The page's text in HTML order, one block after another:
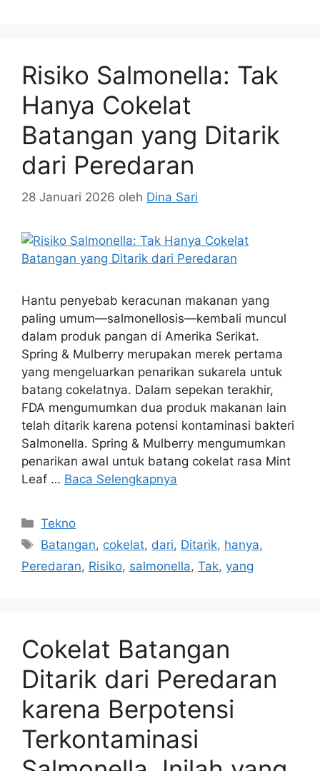
Risiko Salmonella: Tak
Hanya Cokelat
Batangan yang Ditarik
dari Peredaran
28 Januari 2026 oleh Dina Sari
Hantu penyebab keracunan makanan yang
paling umum—salmonellosis—kembali muncul
dalam produk pangan di Amerika Serikat.
Spring & Mulberry merupakan merek pertama
yang mengeluarkan penarikan sukarela untuk
batang cokelatnya. Dalam sepekan terakhir,
FDA mengumumkan dua produk makanan lain
telah ditarik karena potensi kontaminasi bakteri
Salmonella. Spring & Mulberry mengumumkan
penarikan awal untuk batang cokelat rasa Mint
Leaf … Baca Selengkapnya
Kategori
Tekno
Tag
Batangan, cokelat, dari, Ditarik, hanya,
Peredaran, Risiko, salmonella, Tak, yang
Cokelat Batangan
Ditarik dari Peredaran
karena Berpotensi
Terkontaminasi